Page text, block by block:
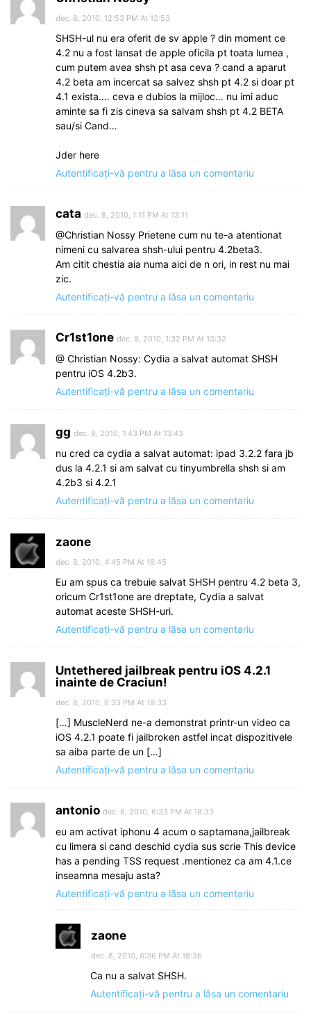
dec. 8, 2010, 12:53 PM At 12:53
SHSH-ul nu era oferit de sv apple ? din moment ce
4.2 nu a fost lansat de apple oficila pt toata lumea ,
cum putem avea shsh pt asa ceva ? cand a aparut
4.2 beta am incercat sa salvez shsh pt 4.2 si doar pt
4.1 exista…. ceva e dubios la mijloc… nu imi aduc
aminte sa fi zis cineva sa salvam shsh pt 4.2 BETA
sau/si Cand…
Jder here
Autentificați-vă pentru a lăsa un comentariu
cata dec. 8, 2010, 1:11 PM At 13:11
@Christian Nossy Prietene cum nu te-a atentionat
nimeni cu salvarea shsh-ului pentru 4.2beta3.
Am citit chestia aia numa aici de n ori, in rest nu mai
zic.
Autentificați-vă pentru a lăsa un comentariu
Cr1st1one dec. 8, 2010, 1:32 PM At 13:32
@ Christian Nossy: Cydia a salvat automat SHSH
pentru iOS 4.2b3.
Autentificați-vă pentru a lăsa un comentariu
gg dec. 8, 2010, 1:43 PM At 13:43
nu cred ca cydia a salvat automat: ipad 3.2.2 fara jb
dus la 4.2.1 si am salvat cu tinyumbrella shsh si am
4.2b3 si 4.2.1
Autentificați-vă pentru a lăsa un comentariu
zaone
dec. 8, 2010, 4:45 PM At 16:45
Eu am spus ca trebuie salvat SHSH pentru 4.2 beta 3,
oricum Cr1st1one are dreptate, Cydia a salvat
automat aceste SHSH-uri.
Autentificați-vă pentru a lăsa un comentariu
Untethered jailbreak pentru iOS 4.2.1
inainte de Craciun!
dec. 8, 2010, 6:33 PM At 18:33
[…] MuscleNerd ne-a demonstrat printr-un video ca
iOS 4.2.1 poate fi jailbroken astfel incat dispozitivele
sa aiba parte de un […]
Autentificați-vă pentru a lăsa un comentariu
antonio dec. 8, 2010, 6:33 PM At 18:33
eu am activat iphonu 4 acum o saptamana,jailbreak
cu limera si cand deschid cydia sus scrie This device
has a pending TSS request .mentionez ca am 4.1.ce
inseamna mesaju asta?
Autentificați-vă pentru a lăsa un comentariu
zaone
dec. 8, 2010, 6:36 PM At 18:36
Ca nu a salvat SHSH.
Autentificați-vă pentru a lăsa un comentariu